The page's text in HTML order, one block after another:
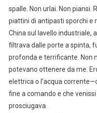
spalle. Non urlai. Non piansi.
piattini di antipasti sporchi e
China sul lavello industriale,
filtrava dalle porte a spinta,
profonda e terrificante. Non
potevano ottenere da me.
elettrica o l’acqua
fine a comando e che
prosciugava.